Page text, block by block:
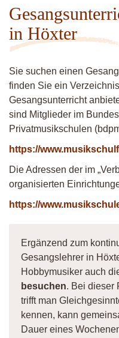
in Höxter
Sie suchen einen
finden Sie ein
Gesangsunterricht
sind Mitglieder im
Privatmusikschulen
https://
Die Adressen der im
organisierten
https://
Ergänzend zum
Gesangslehrer in
Hobbymusiker auch
besuchen. Bei dieser
trifft man
kennen, kann
Dauer eines